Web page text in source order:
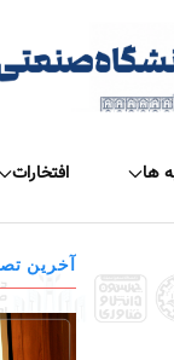
ها افتخارات
آخرین